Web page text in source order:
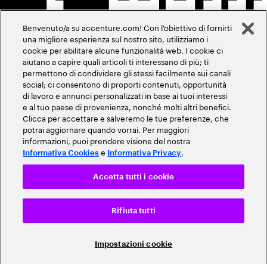
Benvenuto/a su accenture.com! Con l'obiettivo di fornirti
una migliore esperienza sul nostro sito, utilizziamo i
cookie per abilitare alcune funzionalità web. I cookie ci
aiutano a capire quali articoli ti interessano di più; ti
permettono di condividere gli stessi facilmente sui canali
social; ci consentono di proporti contenuti, opportunità
di lavoro e annunci personalizzati in base ai tuoi interessi
e al tuo paese di provenienza, nonché molti altri benefici.
Clicca per accettare e salveremo le tue preferenze, che
potrai aggiornare quando vorrai. Per maggiori
informazioni, puoi prendere visione del nostra
Informativa Cookies e Informativa Privacy.
Impostazioni cookie
Rifiuta tutti
Accetta tutti i cookie